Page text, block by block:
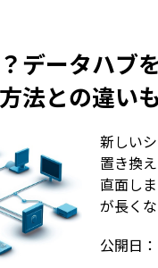
データハブ
法との違い
新しい
置き換
直面し
が長く
公開日：